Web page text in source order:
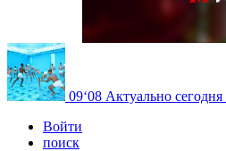
09‘08 Актуально сегодня
Войти
поиск